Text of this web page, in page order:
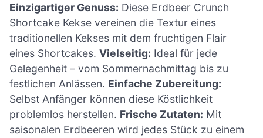
Einzigartiger Genuss: Diese Erdbeer Crunch
Shortcake Kekse vereinen die Textur eines
traditionellen Kekses mit dem fruchtigen Flair
eines Shortcakes. Vielseitig: Ideal für jede
Gelegenheit – vom Sommernachmittag bis zu
festlichen Anlässen. Einfache Zubereitung:
Selbst Anfänger können diese Köstlichkeit
problemlos herstellen. Frische Zutaten: Mit
saisonalen Erdbeeren wird jedes Stück zu einem